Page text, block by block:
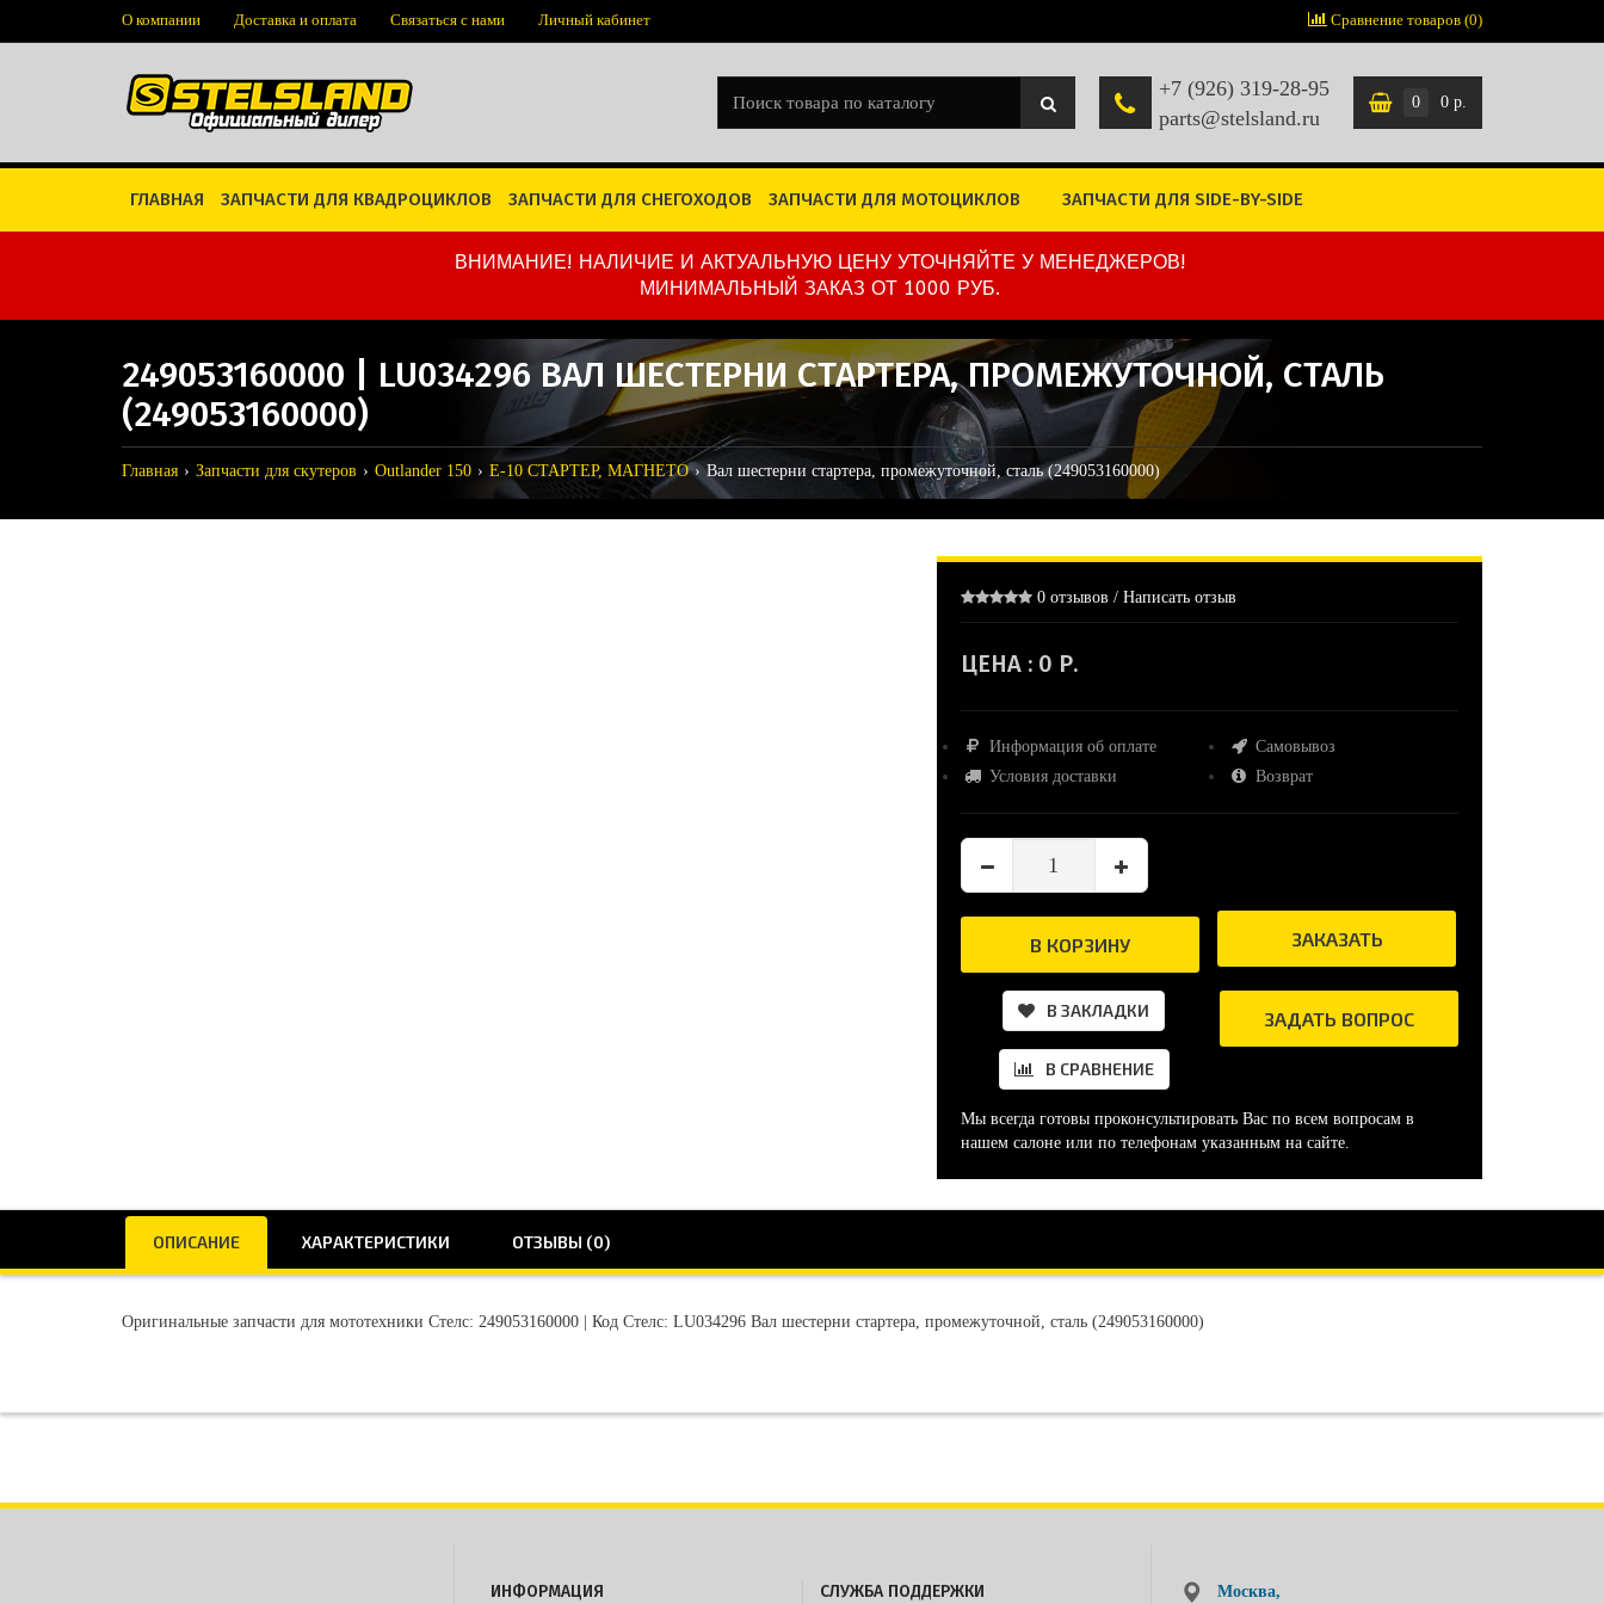
О компании Доставка и оплата Связаться с нами Личный кабинет Сравнение товаров (0)
+7 (926) 319-28-95
parts@stelsland.ru
0 0 р.
ГЛАВНАЯ ЗАПЧАСТИ ДЛЯ КВАДРОЦИКЛОВ ЗАПЧАСТИ ДЛЯ СНЕГОХОДОВ ЗАПЧАСТИ ДЛЯ МОТОЦИКЛОВ ЗАПЧАСТИ ДЛЯ SIDE-BY-SIDE
ВНИМАНИЕ! НАЛИЧИЕ И АКТУАЛЬНУЮ ЦЕНУ УТОЧНЯЙТЕ У МЕНЕДЖЕРОВ!
МИНИМАЛЬНЫЙ ЗАКАЗ ОТ 1000 РУБ.
249053160000 | LU034296 ВАЛ ШЕСТЕРНИ СТАРТЕРА, ПРОМЕЖУТОЧНОЙ, СТАЛЬ
(249053160000)
Главная Запчасти для скутеров Outlander 150 E-10 СТАРТЕР, МАГНЕТО Вал шестерни стартера, промежуточной, сталь (249053160000)
0 отзывов / Написать отзыв
ЦЕНА : 0 Р.
Информация об оплате
Условия доставки
Самовывоз
Возврат
В КОРЗИНУ ЗАКАЗАТЬ
ЗАДАТЬ ВОПРОС
В ЗАКЛАДКИ
В СРАВНЕНИЕ
Мы всегда готовы проконсультировать Вас по всем вопросам в
нашем салоне или по телефонам указанным на сайте.
ОПИСАНИЕ ХАРАКТЕРИСТИКИ ОТЗЫВЫ (0)
Оригинальные запчасти для мототехники Стелс: 249053160000 | Код Стелс: LU034296 Вал шестерни стартера, промежуточной, сталь (249053160000)
ИНФОРМАЦИЯ СЛУЖБА ПОДДЕРЖКИ Москва,